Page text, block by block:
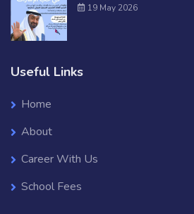
19 May 2026
Useful Links
Home
About
Career With Us
School Fees